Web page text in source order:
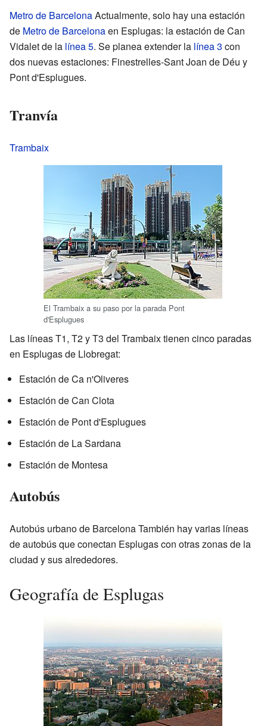
Metro de BarcelonaActualmente, solo hay una estación
de Metro de Barcelonaen Esplugas: la estación de Can
Vidalet de la línea 5. Se planea extender la línea 3 con
dos nuevas estaciones: Finestrelles-Sant Joan de Déu y
Pont d'Esplugues.
Tranvía
Trambaix
El Trambaix a su paso por la parada Pont
d'Esplugues
Las líneas T1, T2 y T3 del Trambaix tienen cinco paradas
en Esplugas de Llobregat:
Estación de Ca n'Oliveres
Estación de Can Clota
Estación de Pont d'Esplugues
Estación de La Sardana
Estación de Montesa
Autobús
Autobús urbano de Barcelona También hay varias líneas
de autobús que conectan Esplugas con otras zonas de la
ciudad y sus alrededores.
Geografía de Esplugas